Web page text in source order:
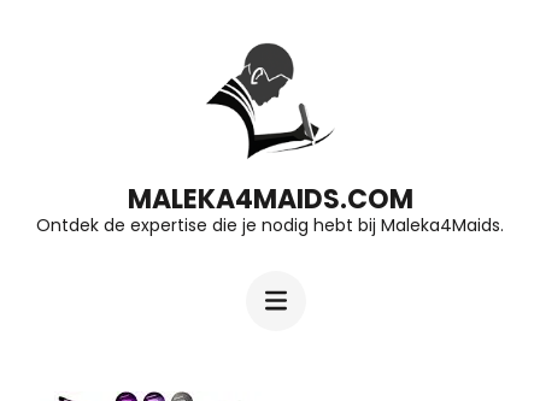
Enter)
MALEKA4MAIDS.COM
Ontdek de expertise die je nodig hebt bij Maleka4Maids.